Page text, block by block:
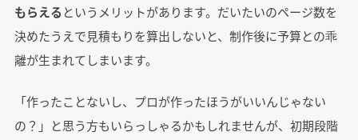
もらえる というメリットがあります。だいたいのページ数を
決めたうえで見積もりを算出しないと、制作後に予算との乖
離が生まれてしまいます。
「作ったことないし、プロが作ったほうがいいんじゃない
の？」と思う方もいらっしゃるかもしれませんが、初期段階